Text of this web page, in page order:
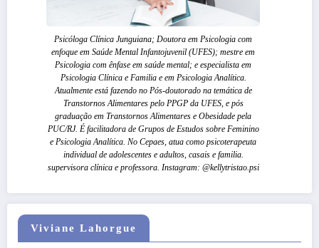
Psicóloga Clínica Junguiana; Doutora em Psicologia com
enfoque em Saúde Mental Infantojuvenil (UFES); mestre em
Psicologia com ênfase em saúde mental; e especialista em
Psicologia Clínica e Familia e em Psicologia Analítica.
Atualmente está fazendo no Pós-doutorado na temática de
Transtornos Alimentares pelo PPGP da UFES, e pós
graduação em Transtornos Alimentares e Obesidade pela
PUC/RJ. É facilitadora de Grupos de Estudos sobre Feminino
e Psicologia Analítica. No Cepaes, atua como psicoterapeuta
individual de adolescentes e adultos, casais e familia.
supervisora clínica e professora. Instagram: @kellytristao.psi
Viviane Lahorgue